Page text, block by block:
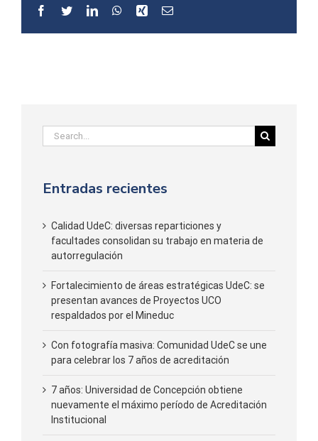
Facebook
TwitterLinkedInWhatsApp
Xing Email
Search
for:
Entradas recientes
Calidad UdeC: diversas reparticiones y
facultades consolidan su trabajo en materia de
autorregulación
Fortalecimiento de áreas estratégicas UdeC: se
presentan avances de Proyectos UCO
respaldados por el Mineduc
Con fotografía masiva: Comunidad UdeC se une
para celebrar los 7 años de acreditación
7 años: Universidad de Concepción obtiene
nuevamente el máximo período de Acreditación
Institucional